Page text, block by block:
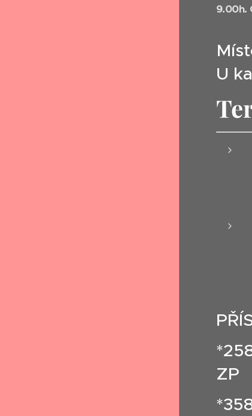
9.00h.
U
ZP